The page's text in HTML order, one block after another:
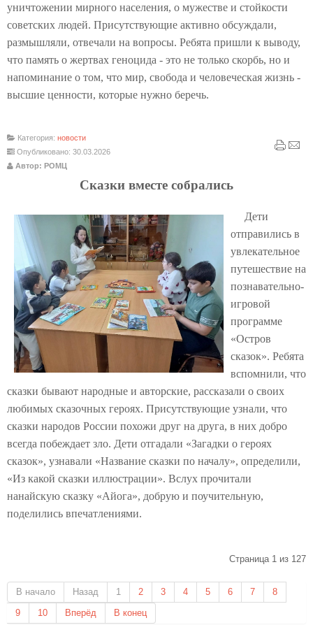
уничтожении мирного населения, о мужестве и стойкости
советских людей. Присутствующие активно обсуждали,
размышляли, отвечали на вопросы. Ребята пришли к выводу,
что память о жертвах геноцида - это не только скорбь, но и
напоминание о том, что мир, свобода и человеческая жизнь -
высшие ценности, которые нужно беречь.
Категория: новости
Опубликовано: 30.03.2026
Автор: РОМЦ
Сказки вместе собрались
Дети
отправились в
увлекательное
путешествие на
познавательно-
игровой
программе
«Остров
сказок». Ребята
вспомнили, что
сказки бывают народные и авторские, рассказали о своих
любимых сказочных героях. Присутствующие узнали, что
сказки народов России похожи друг на друга, в них добро
всегда побеждает зло. Дети отгадали «Загадки о героях
сказок», узнавали «Название сказки по началу», определили,
«Из какой сказки иллюстрации». Вслух прочитали
нанайскую сказку «Айога», добрую и поучительную,
поделились впечатлениями.
Страница 1 из 127
В начало Назад 1 2 3 4 5 6 7
8
9
10 Вперёд В конец